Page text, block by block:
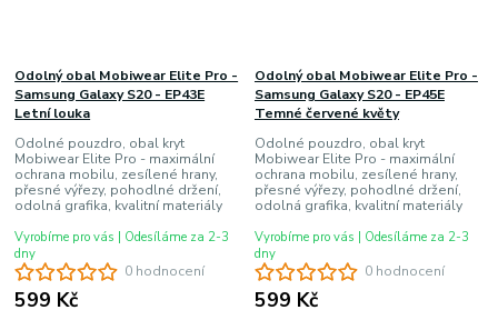
0 hodnocení
Odolný obal Mobiwear Elite Pro -
Samsung Galaxy S20 - EP43E
Letní louka
Odolné pouzdro, obal kryt
Mobiwear Elite Pro - maximální
ochrana mobilu, zesílené hrany,
přesné výřezy, pohodlné držení,
odolná grafika, kvalitní materiály
599 Kč
Vyrobíme pro vás | Odesíláme za 2-3
dny
0 hodnocení
Odolný obal Mobiwear Elite Pro -
Samsung Galaxy S20 - EP45E
Temné červené květy
Odolné pouzdro, obal kryt
Mobiwear Elite Pro - maximální
ochrana mobilu, zesílené hrany,
přesné výřezy, pohodlné držení,
odolná grafika, kvalitní materiály
599 Kč
Vyrobíme pro vás | Odesíláme za 2-3
dny